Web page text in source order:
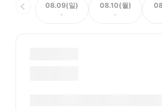
08.09(일)
-
08.10(월)
-